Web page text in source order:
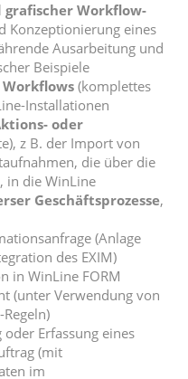
Workflow-
Konzeptionierung eines
Ausarbeitung und
Beispiele
(komplettes
Installationen
oder
z B. der Import von
die über die
in die WinLine
Geschäftsprozesse,
(Anlage
des EXIM)
in WinLine FORM
(unter Verwendung von
Erfassung eines
(mit
im